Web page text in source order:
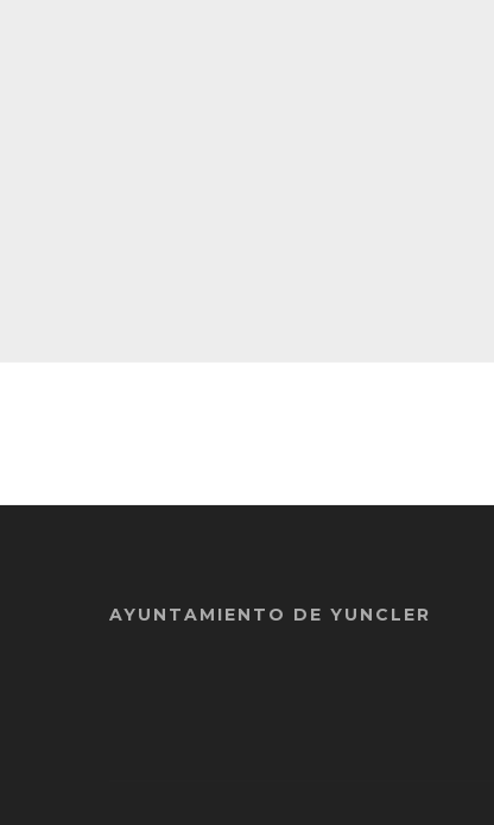
AYUNTAMIENTO DE YUNCLER